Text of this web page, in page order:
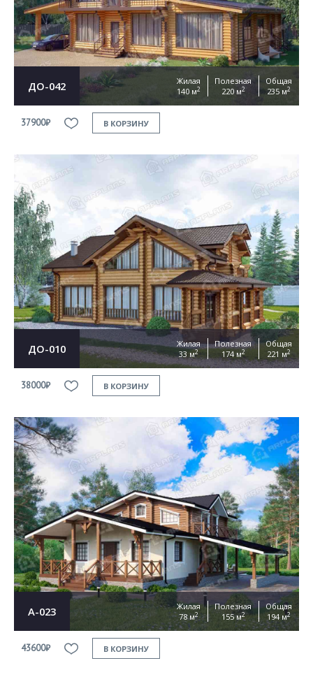
ДО-042
Жилая
140 м2
Полезная
220 м2
Общая
235 м2
37900₽ В КОРЗИНУ
ДО-010
Жилая
33 м2
Полезная
174 м2
Общая
221 м2
38000₽ В КОРЗИНУ
А-023
Жилая
78 м2
Полезная
155 м2
Общая
194 м2
43600₽ В КОРЗИНУ